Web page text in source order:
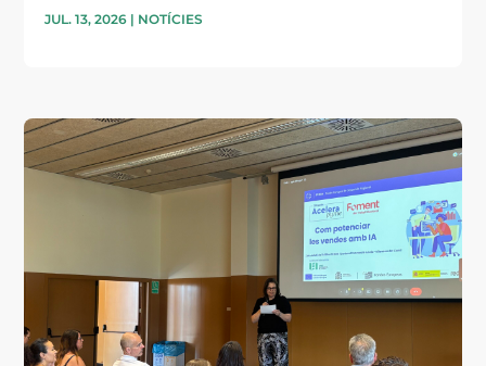
JUL. 13, 2026 | NOTÍCIES